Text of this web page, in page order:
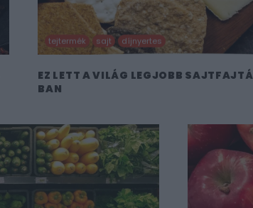
tejtermék sajt díjnyertes
EZ LETT A VILÁG LEGJOBB
BAN